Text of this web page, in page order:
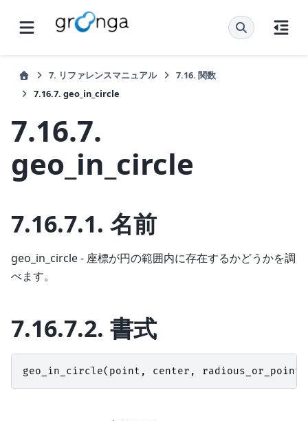
7. リファレンスマニュアル 7.16. 関数
7.16.7. geo_in_circle
7.16.7.
geo_in_circle
7.16.7.1. 名前
geo_in_circle - 座標が円の範囲内に存在するかどうかを調
べます。
7.16.7.2. 書式
geo_in_circle( point , center , radious_or_point